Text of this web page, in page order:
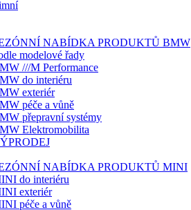
NABÍDKA PRODUKTŮ BMW
modelové řady
///M Performance
do interiéru
exteriér
péče a vůně
přepravní systémy
Elektromobilita
NABÍDKA PRODUKTŮ MINI
do interiéru
exteriér
péče a vůně